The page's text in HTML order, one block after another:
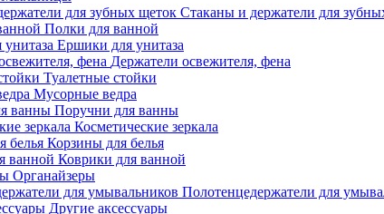
Стаканы и держатели для
Полки для ванной
Ершики для унитаза
Держатели освежителя, фена
Туалетные стойки
Мусорные ведра
Поручни для ванны
Косметические зеркала
Корзины для белья
Коврики для ванной
Органайзеры
Полотенцедержатели для
Другие аксессуары